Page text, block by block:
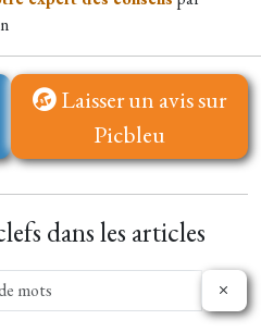
Laisser un avis sur
Picbleu
dans les articles